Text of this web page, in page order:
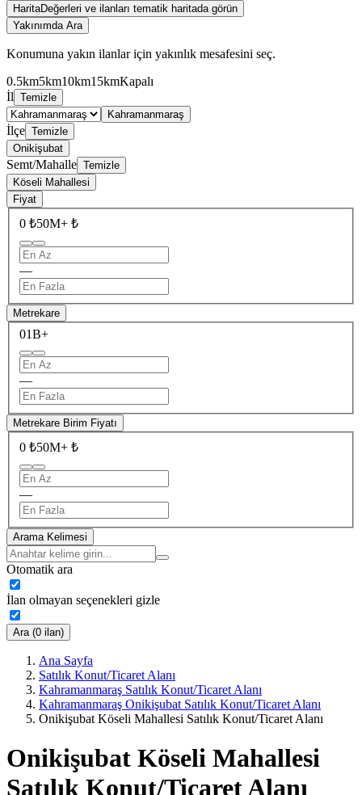
HaritaDeğerleri ve ilanları tematik haritada görün
Yakınımda Ara
Konumuna yakın ilanlar için yakınlık mesafesini seç.
0.5km5km10km15kmKapalı
İl Temizle
Kahramanmaraş
İlçe Temizle
Onikişubat
Semt/Mahalle Temizle
Köseli Mahallesi
Fiyat
0 ₺50M+ ₺
—
Metrekare
01B+
—
Metrekare Birim Fiyatı
0 ₺50M+ ₺
—
Arama Kelimesi
Otomatik ara
İlan olmayan seçenekleri gizle
Ara (0 ilan)
Ana Sayfa
Satılık Konut/Ticaret Alanı
Kahramanmaraş Satılık Konut/Ticaret Alanı
Kahramanmaraş Onikişubat Satılık Konut/Ticaret Alanı
Onikişubat Köseli Mahallesi Satılık Konut/Ticaret Alanı
Onikişubat Köseli Mahallesi
Satılık Konut/Ticaret Alanı